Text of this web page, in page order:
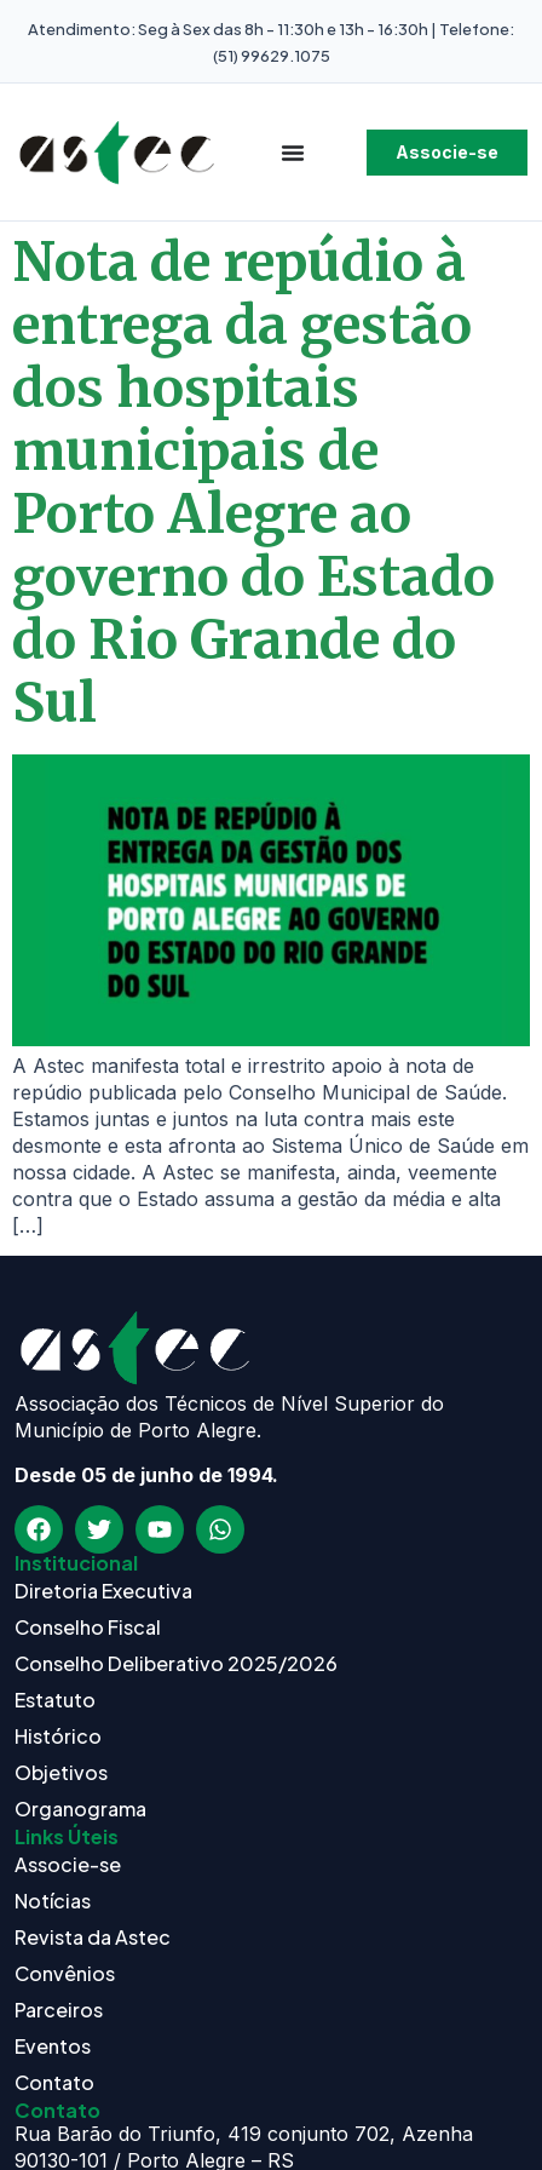
Atendimento: Seg à Sex das 8h - 11:30h e 13h - 16:30h | Telefone:
(51) 99629.1075
Associe-se
Nota de repúdio à
entrega da gestão
dos hospitais
municipais de
Porto Alegre ao
governo do Estado
do Rio Grande do
Sul
A Astec manifesta total e irrestrito apoio à nota de
repúdio publicada pelo Conselho Municipal de Saúde.
Estamos juntas e juntos na luta contra mais este
desmonte e esta afronta ao Sistema Único de Saúde em
nossa cidade. A Astec se manifesta, ainda, veemente
contra que o Estado assuma a gestão da média e alta
[…]
Associação dos Técnicos de Nível Superior do
Município de Porto Alegre.
Desde 05 de junho de 1994.
Institucional
Diretoria Executiva
Conselho Fiscal
Conselho Deliberativo 2025/2026
Estatuto
Histórico
Objetivos
Organograma
Links Úteis
Associe-se
Notícias
Revista da Astec
Convênios
Parceiros
Eventos
Contato
Contato
Rua Barão do Triunfo, 419 conjunto 702, Azenha
90130-101 / Porto Alegre – RS